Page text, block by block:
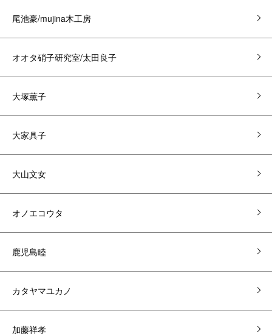
尾池豪/mujina木工房
オオタ硝子研究室/太田良子
大塚薫子
大家具子
大山文女
オノエコウタ
鹿児島睦
カタヤマユカノ
加藤祥孝